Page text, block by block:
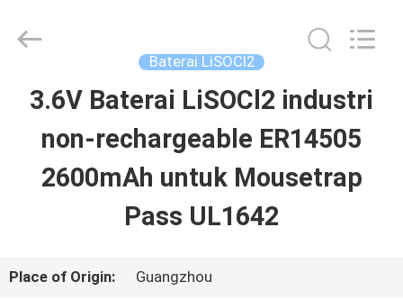
RUMAH
PRODUK
New
Baterai LiSOCl2
3.6V Baterai LiSOCl2 industri
non-rechargeable ER14505
2600mAh untuk Mousetrap
Pass UL1642
Place of Origin: Guangzhou